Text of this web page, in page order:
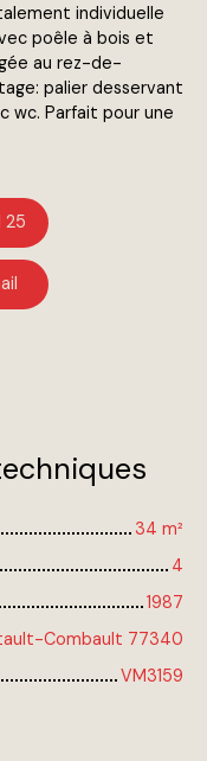
individuelle
poêle à bois et
au rez-de-
palier desservant
wc. Parfait pour une
25
34 m²
4
1987
Combault 77340
VM3159